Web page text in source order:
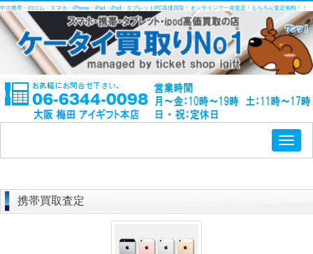
中古携帯・白ロム・スマホ・iPhone・iPad・iPod・タブレットPC高価買取！オンラインで一発査定！もちろん査定無料！！
携帯買取査定